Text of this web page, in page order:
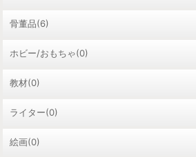
骨董品(6)
ホビー/おもちゃ(0)
教材(0)
ライター(0)
絵画(0)